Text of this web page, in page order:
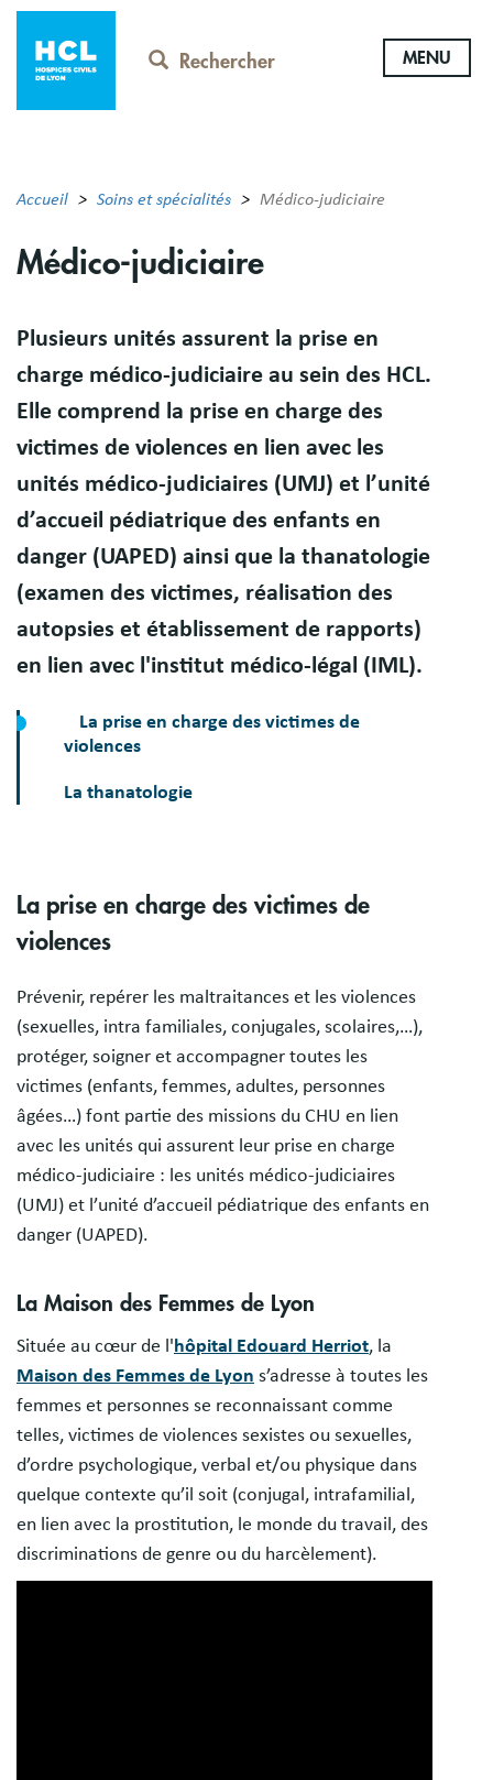
Aller
contenu
principal
Rechercher MENU
Accueil Soins et spécialités Médico-judiciaire
Médico-judiciaire
Résumé
Plusieurs unités assurent la prise en
charge médico-judiciaire au sein des HCL.
Elle comprend la prise en charge des
victimes de violences en lien avec les
unités médico-judiciaires (UMJ) et l’unité
d’accueil pédiatrique des enfants en
danger (UAPED) ainsi que la thanatologie
(examen des victimes, réalisation des
autopsies et établissement de rapports)
en lien avec l'institut médico-légal (IML).
La prise en charge des victimes de
violences
La thanatologie
La prise en charge des victimes de
violences
Prévenir, repérer les maltraitances et les violences
(sexuelles, intra familiales, conjugales, scolaires,…),
protéger, soigner et accompagner toutes les
victimes (enfants, femmes, adultes, personnes
âgées…) font partie des missions du CHU en lien
avec les unités qui assurent leur prise en charge
médico-judiciaire : les unités médico-judiciaires
(UMJ) et l’unité d’accueil pédiatrique des enfants en
danger (UAPED).
La Maison des Femmes de Lyon
Située au cœur de l' hôpital Edouard Herriot, la
Maison des Femmes de Lyon s’adresse à toutes les
femmes et personnes se reconnaissant comme
telles, victimes de violences sexistes ou sexuelles,
d’ordre psychologique, verbal et/ou physique dans
quelque contexte qu’il soit (conjugal, intrafamilial,
en lien avec la prostitution, le monde du travail, des
discriminations de genre ou du harcèlement).